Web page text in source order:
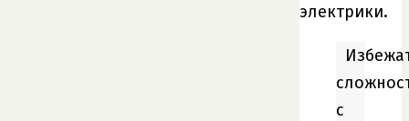
электрики.
с